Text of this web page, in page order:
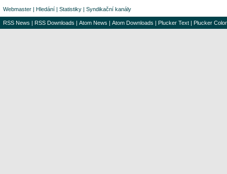
Webmaster | Hledání | Statistiky | Syndikační kanály
RSS News | RSS Downloads | Atom News | Atom Downloads | Plucker Text | Plucker Color